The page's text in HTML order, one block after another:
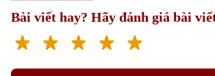
Bài viết hay? Hãy đánh giá bài